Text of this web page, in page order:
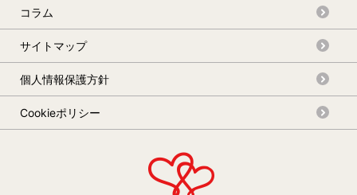
コラム
サイトマップ
個人情報保護方針
Cookieポリシー